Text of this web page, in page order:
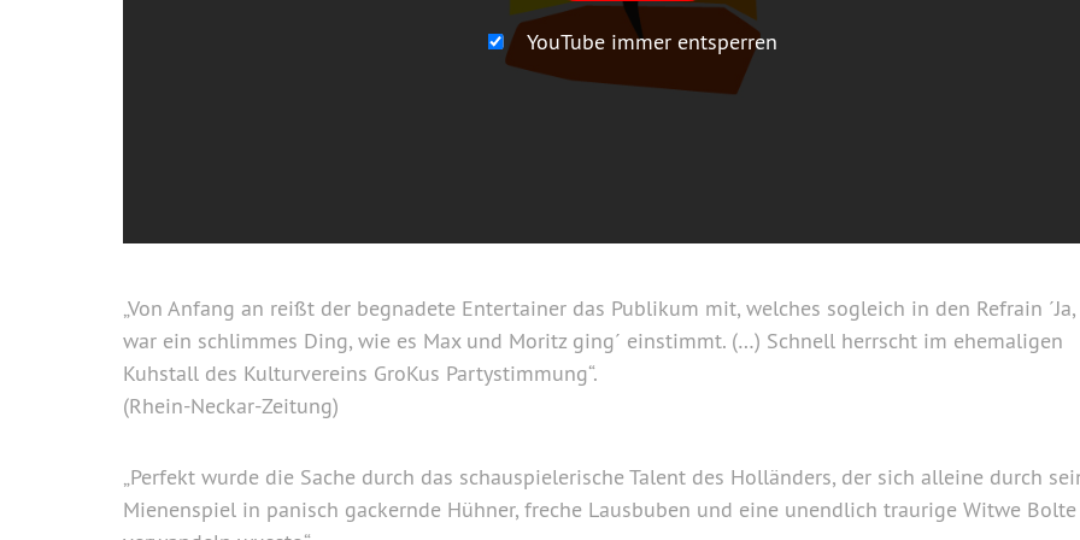
YouTube immer entsperren
„Von Anfang an reißt der begnadete Entertainer das Publikum mit, welches sogleich in den Refrain ´Ja,
war ein schlimmes Ding, wie es Max und Moritz ging´ einstimmt. (…) Schnell herrscht im ehemaligen
Kuhstall des Kulturvereins GroKus Partystimmung“.
(Rhein-Neckar-Zeitung)
„Perfekt wurde die Sache durch das schauspielerische Talent des Holländers, der sich alleine durch
Mienenspiel in panisch gackernde Hühner, freche Lausbuben und eine unendlich traurige Witwe Bolte